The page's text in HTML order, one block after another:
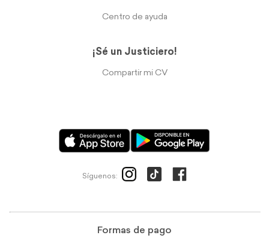
Centro de ayuda
¡Sé un Justiciero!
Compartir mi CV
Síguenos:
Formas de pago